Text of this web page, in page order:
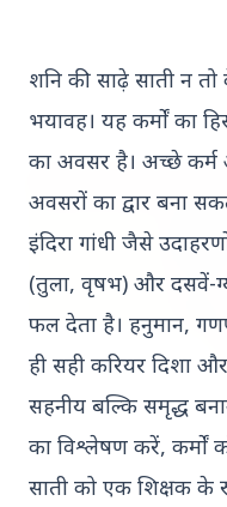
Read More
CONGRESS CHAIRMAN
शनि की साढ़े साती न
भयावह। यह कर्मों का
का अवसर है। अच्छे
अवसरों का द्वार बना
इंदिरा गांधी जैसे
(तुला, वृषभ) और दसवें-
फल देता है। हनुमान,
ही सही करियर दिशा
सहनीय बल्कि समृद्ध
का विश्लेषण करें, कर्मों
साती को एक शिक्षक